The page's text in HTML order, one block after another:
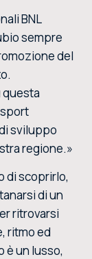
BNL
sempre
del
questa
sviluppo
regione.»
di scoprirlo,
di un
ritrovarsi
ritmo ed
è un lusso,